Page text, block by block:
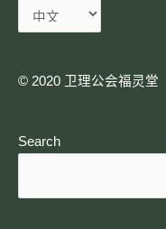
© 2020 卫理公会福灵堂​
Search